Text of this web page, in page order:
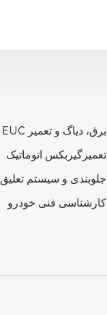
برق، دیاگ و تعمیر EUC
تعمیرگیربکس اتوماتیک
جلوبندی و سیستم تعلیق
کارشناسی فنی خودرو